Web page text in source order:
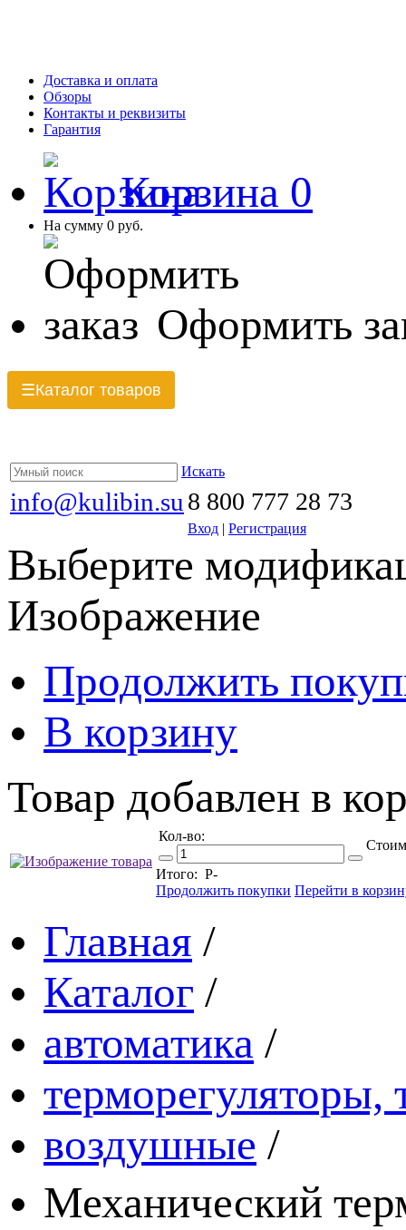
Доставка и оплата
Обзоры
Контакты и реквизиты
Гарантия
Корзина 0
На сумму 0 руб.
Оформить
☰Каталог товаров
Искать
info@kulibin.su 8 800 777 28 73
Вход | Регистрация
Выберите
Изображение
Продолжить
В корзину
Товар добавлен в
Кол-во:
Итого: Р-
Продолжить покупки Перейти в
Главная /
Каталог /
автоматика /
терморегуляторы,
воздушные /
Механический